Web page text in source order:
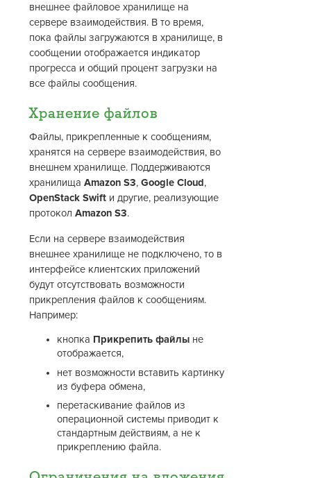
внешнее файловое хранилище на
сервере взаимодействия. В то время,
пока файлы загружаются в хранилище, в
сообщении отображается индикатор
прогресса и общий процент загрузки на
все файлы сообщения.
Хранение файлов
Файлы, прикрепленные к сообщениям,
хранятся на сервере взаимодействия, во
внешнем хранилище. Поддерживаются
хранилищаAmazon S3,Google Cloud,
OpenStack Swift и другие, реализующие
протоколAmazon S3.
Если на сервере взаимодействия
внешнее хранилище не подключено, то в
интерфейсе клиентских приложений
будут отсутствовать возможности
прикрепления файлов к сообщениям.
Например:
кнопка Прикрепить файлы не
отображается,
нет возможности вставить картинку
из буфера обмена,
перетаскивание файлов из
операционной системы приводит к
стандартным действиям, а не к
прикреплению файла.